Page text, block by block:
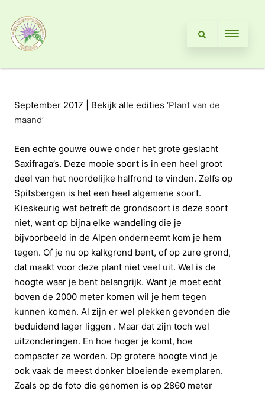
September 2017 | Bekijk alle edities ‘Plant van de
maand’
Een echte gouwe ouwe onder het grote geslacht
Saxifraga’s. Deze mooie soort is in een heel groot
deel van het noordelijke halfrond te vinden. Zelfs op
Spitsbergen is het een heel algemene soort.
Kieskeurig wat betreft de grondsoort is deze soort
niet, want op bijna elke wandeling die je
bijvoorbeeld in de Alpen onderneemt kom je hem
tegen. Of je nu op kalkgrond bent, of op zure grond,
dat maakt voor deze plant niet veel uit. Wel is de
hoogte waar je bent belangrijk. Want je moet echt
boven de 2000 meter komen wil je hem tegen
kunnen komen. Al zijn er wel plekken gevonden die
beduidend lager liggen . Maar dat zijn toch wel
uitzonderingen. En hoe hoger je komt, hoe
compacter ze worden. Op grotere hoogte vind je
ook vaak de meest donker bloeiende exemplaren.
Zoals op de foto die genomen is op 2860 meter